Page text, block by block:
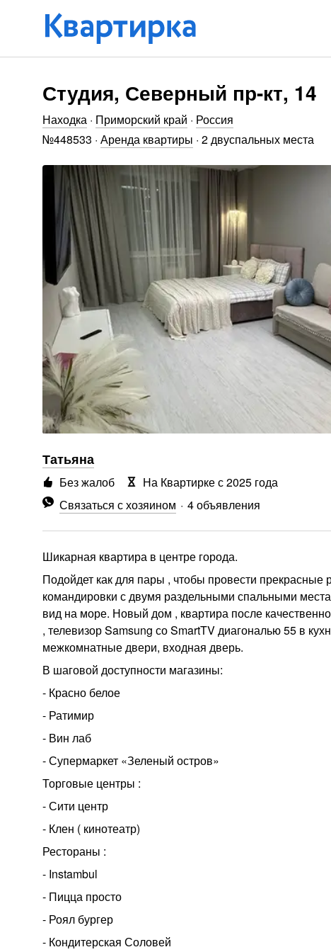
Студия, Северный пр-кт, 14
Находка · Приморский край · Россия
№448533 · Аренда квартиры · 2 двуспальных места
Татьяна
Связаться с хозяином 4 объявления
Без жалоб На Квартирке с 2025 года
Шикарная квартира в центре города.
Подойдет как для пары , чтобы провести прекрасные
командировки с двумя раздельными спальными
вид на море. Новый дом , квартира после
, телевизор Samsung со SmartTV диагональю 55 в
межкомнатные двери, входная дверь.
В шаговой доступности магазины:
- Красно белое
- Ратимир
- Вин лаб
- Супермаркет «Зеленый остров»
Торговые центры :
- Сити центр
- Клен ( кинотеатр)
Рестораны :
- Instambul
- Пицца просто
- Роял бургер
- Кондитерская Соловей